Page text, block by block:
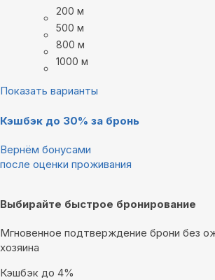
200 м
500 м
800 м
1000 м
Показать варианты
Кэшбэк до 30% за бронь
Вернём бонусами
после оценки проживания
Выбирайте быстрое бронирование
Мгновенное подтверждение брони без
хозяина
Кэшбэк до 4%